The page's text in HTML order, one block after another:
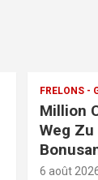
FRELONS -
Million
Weg
6 août